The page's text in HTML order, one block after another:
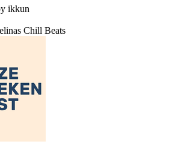
ikkun
Chill Beats